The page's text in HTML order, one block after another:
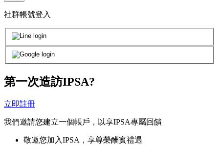
社群帳號登入
第一次造訪IPSA?
立即註冊
我們邀請您建立一個帳戶，以享IPSA專屬回饋
敬邀您加入IPSA，享尊榮酬賓禮遇